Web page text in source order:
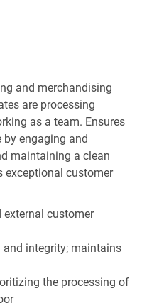
and merchandising
are processing
as a team. Ensures
by engaging and
maintaining a clean
exceptional customer
external customer
integrity; maintains
the processing of